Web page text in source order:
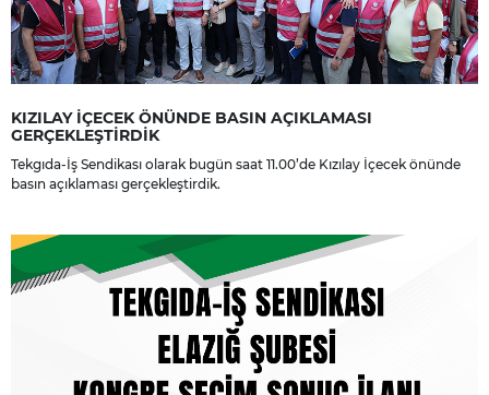
KIZILAY İÇECEK ÖNÜNDE BASIN AÇIKLAMASI
GERÇEKLEŞTİRDİK
Tekgıda-İş Sendikası olarak bugün saat 11.00’de Kızılay İçecek önünde
basın açıklaması gerçekleştirdik.